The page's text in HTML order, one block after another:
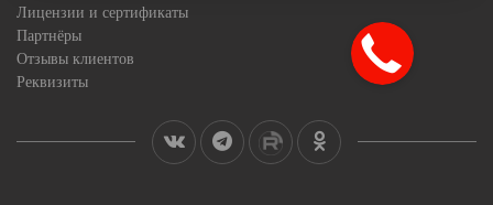
Лицензии и сертификаты
Партнёры
Отзывы клиентов
Реквизиты